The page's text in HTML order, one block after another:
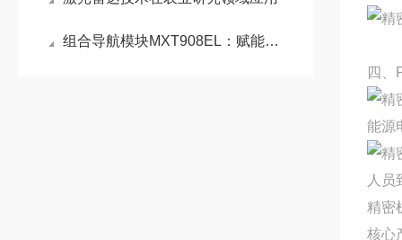
组合导航模块MXT908EL：赋能智能驾驶与机器人领域的厘米级定位
四、
能源
人
精密
核心